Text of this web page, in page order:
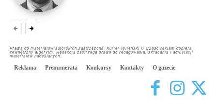
Prawa do materiałów autorskich zastrzeżone. Kurier Wileński © Część reklam dobiera
zewnętrzny algorytm. Redakcja zastrzega prawo do redagowania, skracania i adiustacji
materiałów nadesłanych.
Reklama Prenumerata Konkursy Kontakty O gazecie